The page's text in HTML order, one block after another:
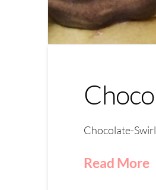
Chocolate-
Read More